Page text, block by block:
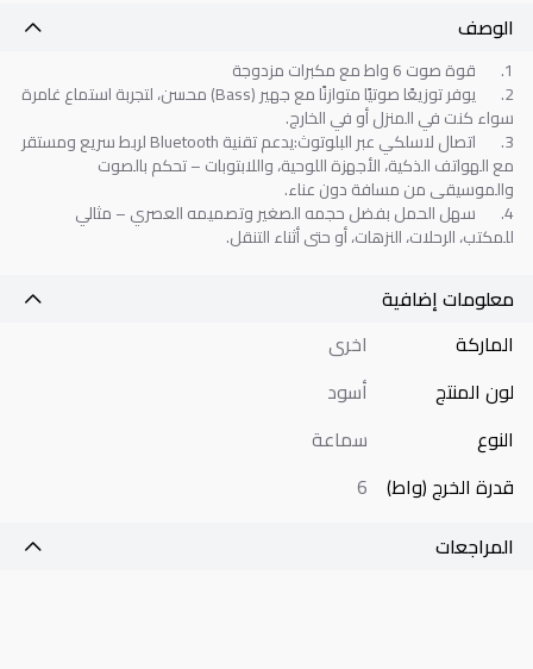
الوصف
1. قوة صوت 6 واط مع مكبرات مزدوجة
2. يوفر توزيعًا صوتيًا متوازنًا مع جهير(Bass)محسن، لتجربة استماع غامرة
سواء كنت في المنزل أو في الخارج.
3. اتصال لاسلكي عبر البلوتوث:يدعم تقنيةBluetoothلربط سريع ومستقر
مع الهواتف الذكية، الأجهزة اللوحية، واللابتوبات – تحكم بالصوت
والموسيقى من مسافة دون عناء.
4. سهل الحمل بفضل حجمه الصغير وتصميمه العصري – مثالي
للمكتب، الرحلات، النزهات، أو حتى أثناء التنقل.
معلومات إضافية
الماركة
اخرى
لون المنتج
أسود
النوع
سماعة
قدرة الخرج (واط) 6
المراجعات